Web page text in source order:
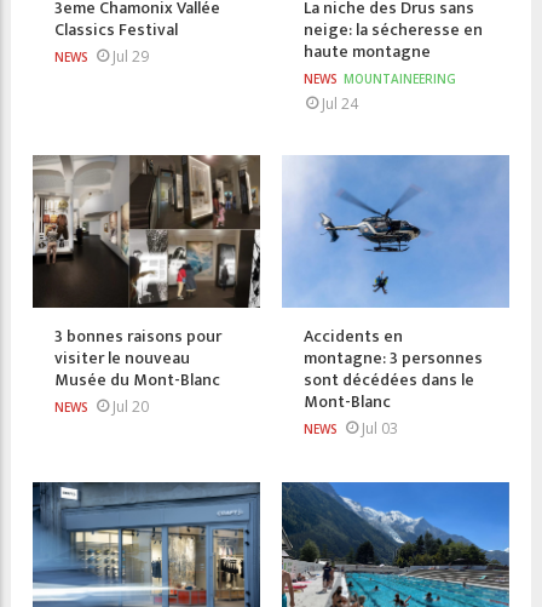
3eme Chamonix Vallée
Classics Festival
NEWS Jul 29
La niche des Drus sans
neige: la sécheresse en
haute montagne
NEWS MOUNTAINEERING
Jul 24
3 bonnes raisons pour
visiter le nouveau
Musée du Mont-Blanc
NEWS Jul 20
Accidents en
montagne: 3 personnes
sont décédées dans le
Mont-Blanc
NEWS Jul 03